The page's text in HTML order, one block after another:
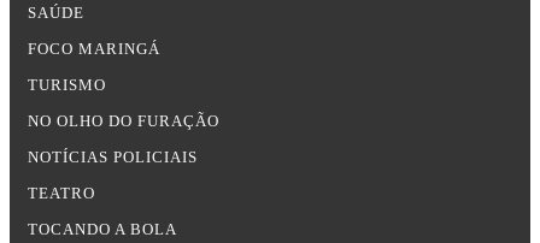
SAÚDE
FOCO MARINGÁ
TURISMO
NO OLHO DO FURAÇÃO
NOTÍCIAS POLICIAIS
TEATRO
TOCANDO A BOLA